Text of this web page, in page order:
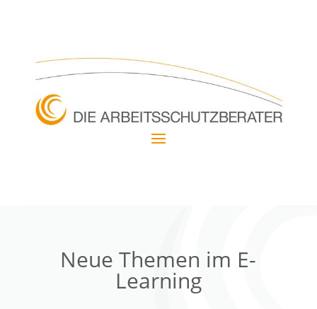
Neue Themen im E-
Learning